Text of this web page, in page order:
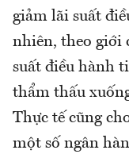
giảm lãi suất
nhiên, theo giới
suất điều hành
thẩm thấu
Thực tế cũng
một số ngân